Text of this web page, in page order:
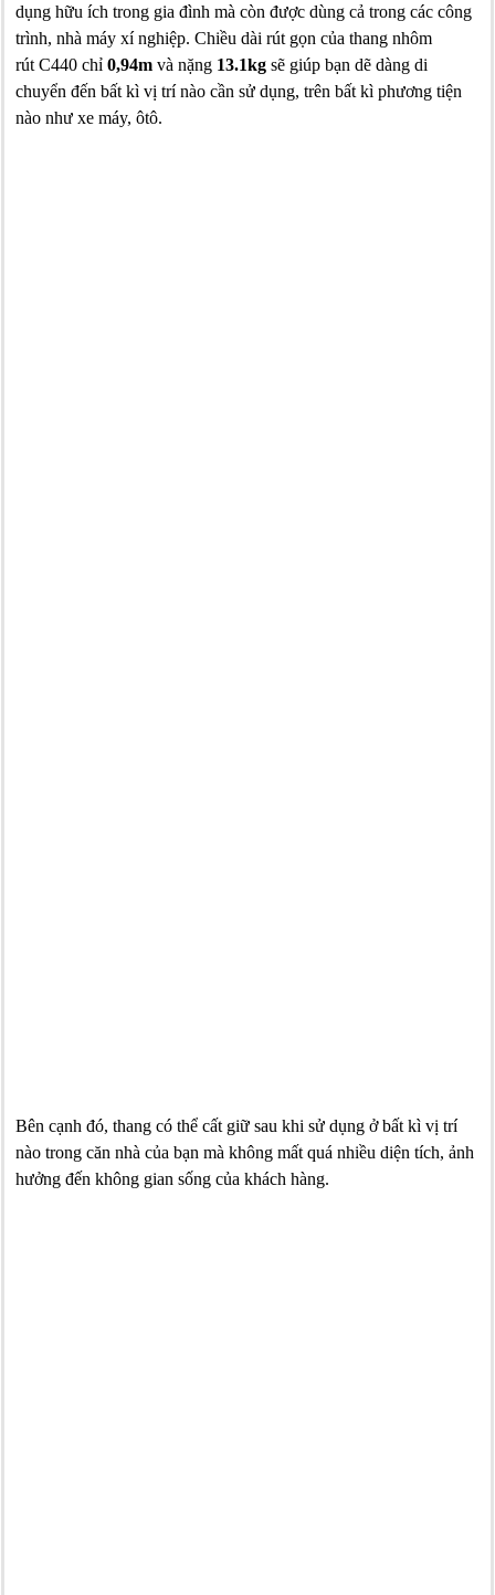
dụng hữu ích trong gia đình mà còn được dùng cả trong các công
trình, nhà máy xí nghiệp. Chiều dài rút gọn của thang nhôm
rút C440 chỉ 0,94m và nặng 13.1kg sẽ giúp bạn dẽ dàng di
chuyển đến bất kì vị trí nào cần sử dụng, trên bất kì phương tiện
nào như xe máy, ôtô.
Bên cạnh đó, thang có thể cất giữ sau khi sử dụng ở bất kì vị trí
nào trong căn nhà của bạn mà không mất quá nhiều diện tích, ảnh
hưởng đến không gian sống của khách hàng.